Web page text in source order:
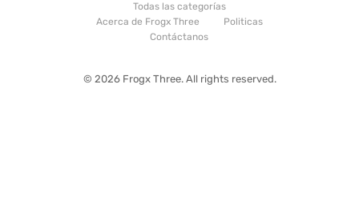
Todas las categorías
Acerca de Frogx Three
Politicas
Contáctanos
© 2026 Frogx Three. All rights reserved.